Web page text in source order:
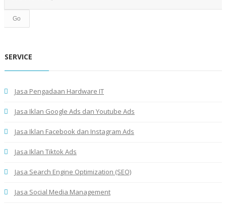
SERVICE
Jasa Pengadaan Hardware IT
Jasa Iklan Google Ads dan Youtube Ads
Jasa Iklan Facebook dan Instagram Ads
Jasa Iklan Tiktok Ads
Jasa Search Engine Optimization (SEO)
Jasa Social Media Management